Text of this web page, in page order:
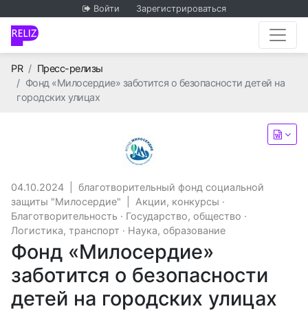
Войти Зарегистрироваться
PRГлавная
Пресс-релизы
Фонд «Милосердие» заботится о безопасности детей на
городских улицах
благотворительный фонд
04.10.2024
благотворительный фонд социальной
защиты "Милосердие"
Акции, конкурсы ·
Благотворительность · Государство, общество ·
Логистика, транспорт · Наука, образование
Фонд «Милосердие»
заботится о безопасности
детей на городских улицах